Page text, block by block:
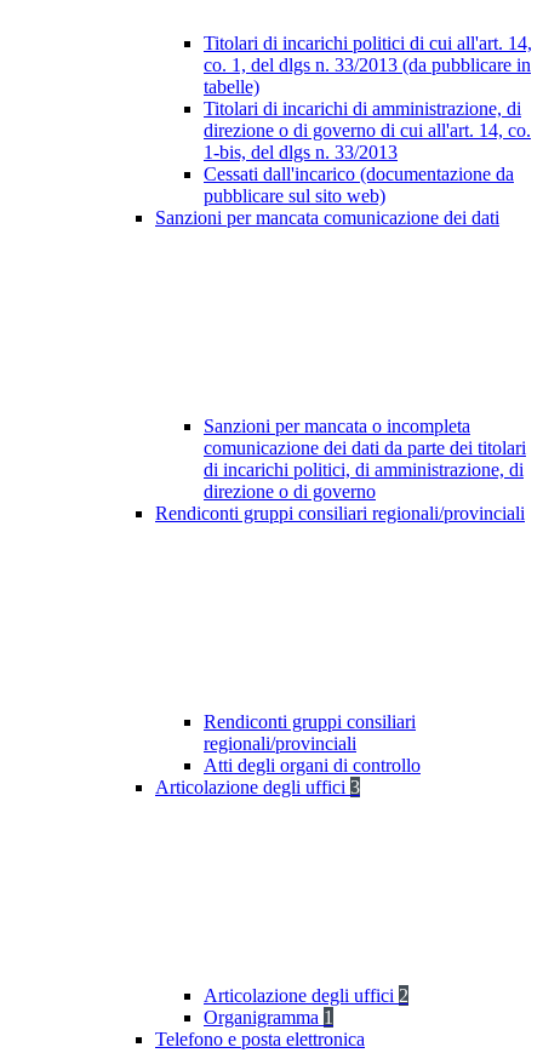
Titolari di incarichi politici di cui all'art. 14,
co. 1, del dlgs n. 33/2013 (da pubblicare in
tabelle)
Titolari di incarichi di amministrazione, di
direzione o di governo di cui all'art. 14, co.
1-bis, del dlgs n. 33/2013
Cessati dall'incarico (documentazione da
pubblicare sul sito web)
Sanzioni per mancata comunicazione dei dati
Sanzioni per mancata o incompleta
comunicazione dei dati da parte dei titolari
di incarichi politici, di amministrazione, di
direzione o di governo
Rendiconti gruppi consiliari regionali/provinciali
Rendiconti gruppi consiliari
regionali/provinciali
Atti degli organi di controllo
Articolazione degli uffici 3
Articolazione degli uffici 2
Organigramma 1
Telefono e posta elettronica